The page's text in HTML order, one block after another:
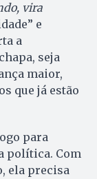
vira
e
a
seja
maior,
que já estão
para
política. Com
ela precisa